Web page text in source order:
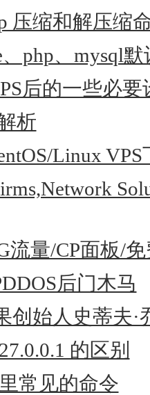
压缩和解压缩
、php、mysql
后的一些必要
析
Linux
流量/CP面板/
后门木马
创始人史蒂夫·
的区别
常见的命令